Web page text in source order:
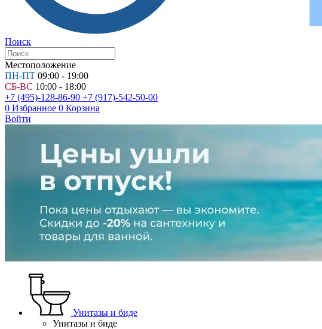
Поиск
Местоположение
ПН-ПТ 09:00 - 19:00
СБ-ВС 10:00 - 18:00
+7 (495)-128-86-90 +7 (917)-542-50-00
0 Избранное 0 Корзина
Войти
Унитазы и биде
Унитазы и биде